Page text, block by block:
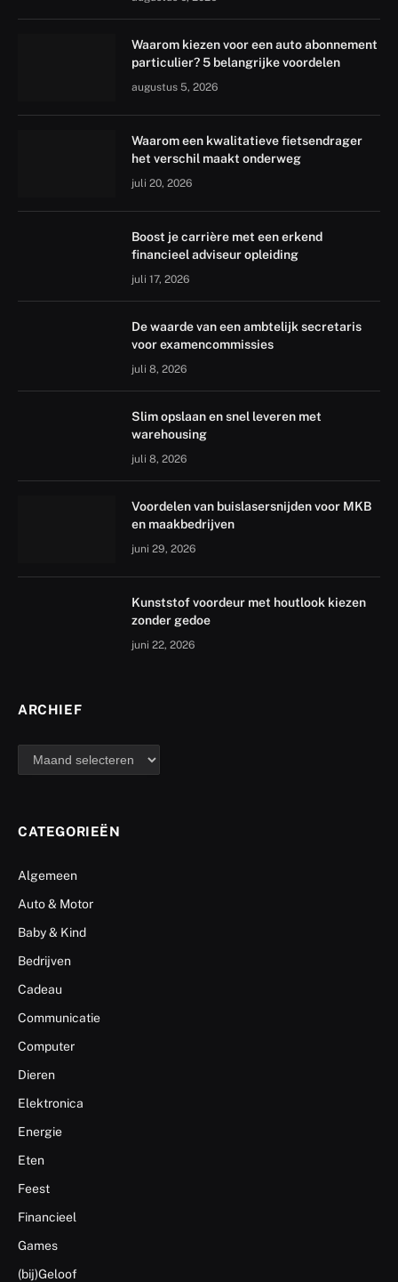
Waarom kiezen voor een auto abonnement
particulier? 5 belangrijke voordelen
augustus 5, 2026
Waarom een kwalitatieve fietsendrager
het verschil maakt onderweg
juli 20, 2026
Boost je carrière met een erkend
financieel adviseur opleiding
juli 17, 2026
De waarde van een ambtelijk secretaris
voor examencommissies
juli 8, 2026
Slim opslaan en snel leveren met
warehousing
juli 8, 2026
Voordelen van buislasersnijden voor MKB
en maakbedrijven
juni 29, 2026
Kunststof voordeur met houtlook kiezen
zonder gedoe
juni 22, 2026
ARCHIEF
archief
CATEGORIEËN
Algemeen
Auto & Motor
Baby & Kind
Bedrijven
Cadeau
Communicatie
Computer
Dieren
Elektronica
Energie
Eten
Feest
Financieel
Games
(bij)Geloof